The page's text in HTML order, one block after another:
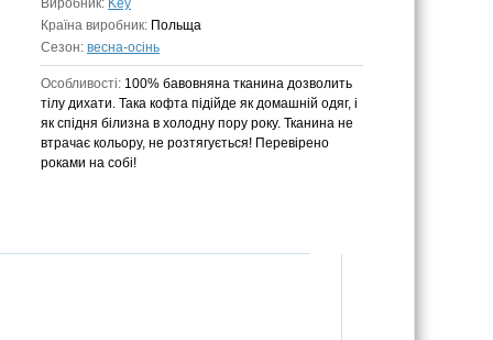
Виробник: Key
Країна виробник: Польща
Сезон: весна-осінь
Особливості: 100% бавовняна тканина дозволить
тілу дихати. Така кофта підійде як домашній одяг, і
як спідня білизна в холодну пору року. Тканина не
втрачає кольору, не розтягується! Перевірено
роками на собі!